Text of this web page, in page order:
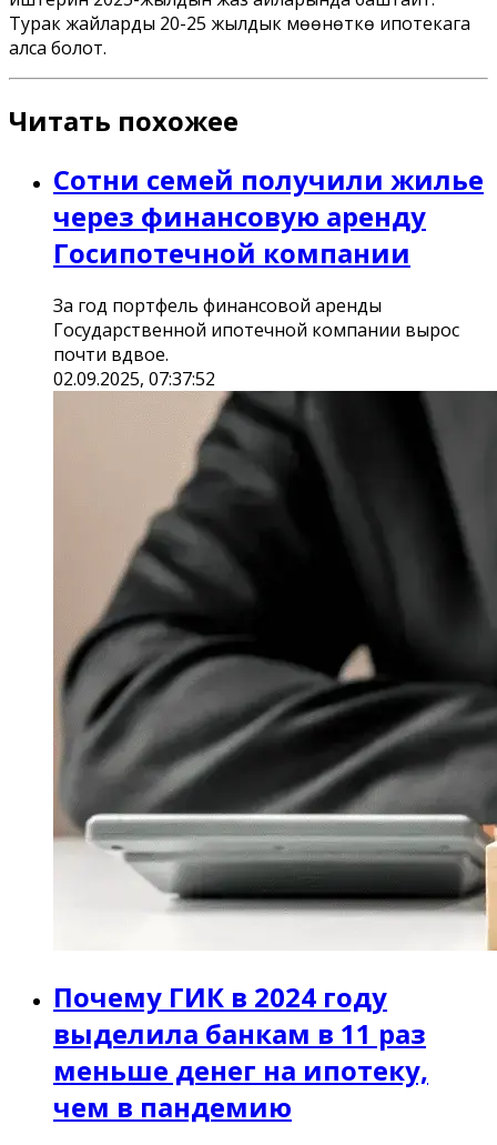
Турак жайларды 20-25 жылдык мөөнөткө ипотекага
алса болот.
Читать похожее
Сотни семей получили жилье
через финансовую аренду
Госипотечной компании
За год портфель финансовой аренды
Государственной ипотечной компании вырос
почти вдвое.
02.09.2025, 07:37:52
Почему ГИК в 2024 году
выделила банкам в 11 раз
меньше денег на ипотеку,
чем в пандемию